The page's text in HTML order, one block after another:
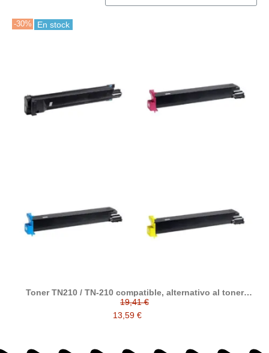
-30% En stock
Toner TN210 / TN-210 compatible, alternativo al toner
original 8938-509 / 8938-510 / 8938-511 / 8938-512
19,41 €
13,59 €